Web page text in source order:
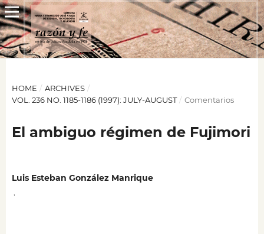
HOME / ARCHIVES /
VOL. 236 NO. 1185-1186 (1997): JULY-AUGUST / Comentarios
El ambiguo régimen de Fujimori
Luis Esteban González Manrique